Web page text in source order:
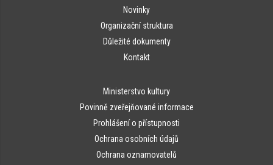
Novinky
Organizační struktura
Důležité dokumenty
Kontakt
Ministerstvo kultury
Povinně zveřejňované informace
Prohlášení o přístupnosti
Ochrana osobních údajů
Ochrana oznamovatelů